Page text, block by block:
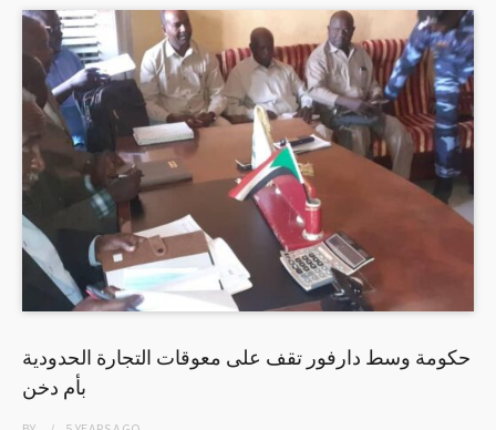
حكومة وسط دارفور تقف على معوقات التجارة الحدودية
بأم دخن